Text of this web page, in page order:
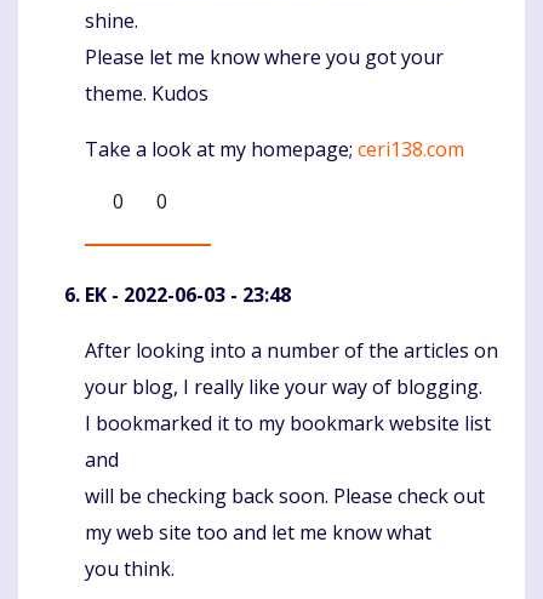
shine.
Please let me know where you got your
theme. Kudos
Take a look at my homepage; ceri138.com
0
0
EK - 2022-06-03 - 23:48
Komentaras
After looking into a number of the articles on
your blog, I really like your way of blogging.
I bookmarked it to my bookmark website list
and
will be checking back soon. Please check out
my web site too and let me know what
you think.